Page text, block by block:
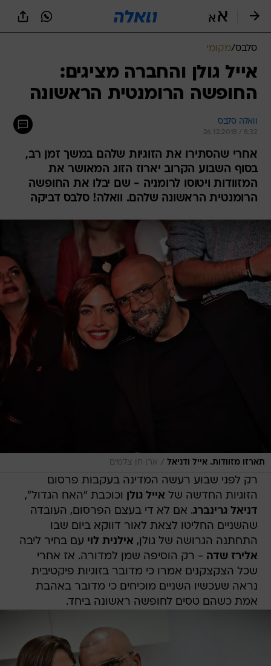
סלבס/מקומי
אייל גולן והחברה מציגים:
החופשה הרומנטית הראשונה
וואלה סלבס
26.12.2018 / 8:32
אחרי שהסתירו את הזוגיות שלהם במשך זמן רב,
בסוף השבוע הקרוב יארוז הזוג המאושר את
המזוודות ויטוסו לרומניה - שם יבלו את החופשה
הרומנטית הראשונה שלהם. וואלה! סלבס דביקה
תארזו מזוודות. אייל ודניאל / ארן חן צלמים
רק לפני שבוע רעשה המדינה בעקבות פרסום
הזוגיות החדשה של אייל גולן וכוכבת "האח הגדול",
דניאל גרינברג. אם לא די בעצם הפרסום, העובדה
שהשניים החליטו לצאת לאור דווקא ביום שבו
התחתנה הגרושה של גולן, אילנית לוי עם בחיר ליבה
אלירז שדה - רק הוסיפה שמן למדורה. אז אחרי
שכל הצקצקנים אמרו כי מדובר בזוגיות פיקטיבית
נראה שעכשיו השניים מוכיחים כי מדובר באהבת
אמת כשהם טסים לחופשה ראשונה ביחד.